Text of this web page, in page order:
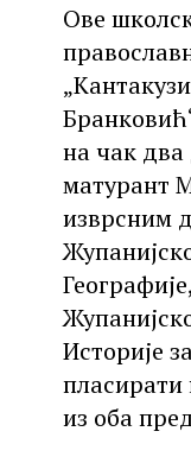
Ове
на чак
матурант
изврсним
Историје
из оба